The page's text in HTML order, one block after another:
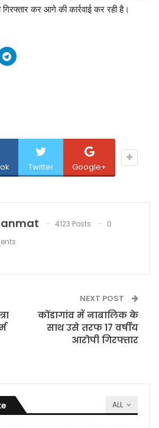
कर आगे की कार्रवाई कर रही है।
Twitter Google+
4123 Posts
0
NEXT POST
कोंडागांव में नाबालिक के
साथ उसे तरफ 17 वर्षीय
आरोपी गिरफ्तार
ALL